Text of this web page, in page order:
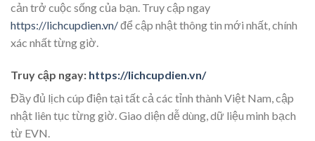
cản trở cuộc sống của bạn. Truy cập ngay
https://lichcupdien.vn/để cập nhật thông tin mới nhất, chính
xác nhất từng giờ.
Truy cập ngay: https://lichcupdien.vn/
Đầy đủ lịch cúp điện tại tất cả các tỉnh thành Việt Nam, cập
nhật liên tục từng giờ. Giao diện dễ dùng, dữ liệu minh bạch
từ EVN.